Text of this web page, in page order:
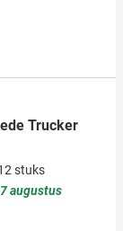
Trucker
stuks
augustus